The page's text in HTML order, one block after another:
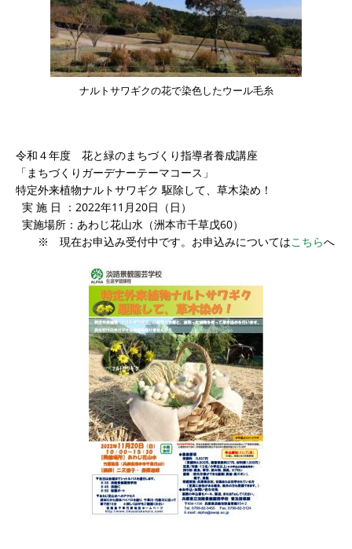
ナルトサワギクの花で染色したウール毛糸
令和４年度 花と緑のまちづくり指導者養成講座
「まちづくりガーデナーテーマコース」
特定外来植物ナルトサワギク 駆除して、草木染め！
実 施 日 ：2022年11月20日（日）
実施場所：あわじ花山水（洲本市千草戊60）
※ 現在お申込み受付中です。お申込みについてはこちらへ